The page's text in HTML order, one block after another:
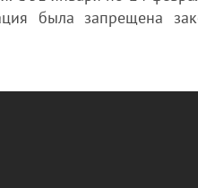
была запрещена